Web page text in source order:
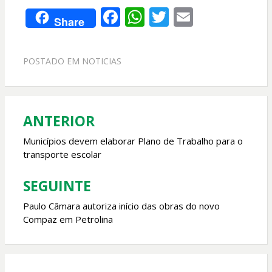
Share F
e
o
k
W
A
p
T E
POSTADO EM NOTICIAS
Navegação
de
Post
ANTERIOR
Municípios devem elaborar Plano de Trabalho para o
transporte escolar
SEGUINTE
Paulo Câmara autoriza início das obras do novo
Compaz em Petrolina